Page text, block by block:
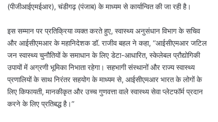
(पीजीआईएमईआर), चंडीगढ़ (पंजाब) के माध्यम से कार्यान्वित की जा रही है।
इस सम्मान पर प्रतिक्रिया व्यक्त करते हुए, स्वास्थ्य अनुसंधान विभाग के सचिव
और आईसीएमआर के महानिदेशक डॉ. राजीव बहल ने कहा, ‘‘आईसीएमआर जटिल
जन स्वास्थ्य चुनौतियों के समाधान के लिए डेटा-आधारित, स्केलेबल प्रौद्योगिकी
उपायों में अग्रणी भूमिका निभाता रहेगा। सहभागी संस्थानों और राज्य स्वास्थ्य
प्रणालियों के साथ निरंतर सहयोग के माध्यम से, आईसीएमआर भारत के लोगों के
लिए किफायती, मानकीकृत और उच्च गुणवत्ता वाले स्वास्थ्य सेवा प्लेटफॉर्म प्रदान
करने के लिए प्रतिबद्ध है।’’